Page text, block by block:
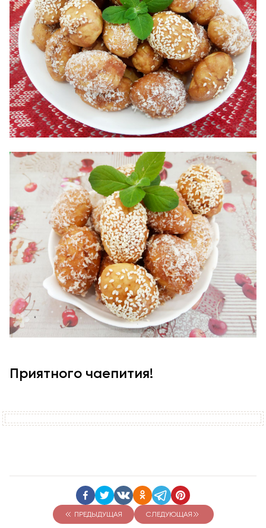
Приятного чаепития!
ПРЕДЫДУЩАЯ СЛЕДУЮЩАЯ